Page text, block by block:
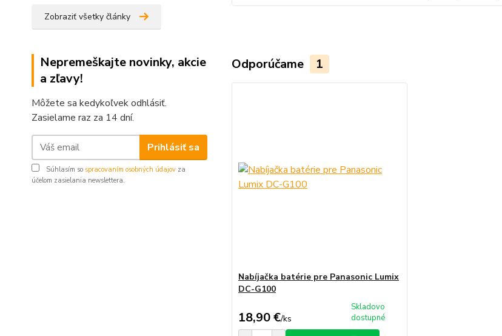
Zobraziť všetky články
Nepremeškajte novinky, akcie
a zľavy!
Môžete sa kedykoľvek odhlásiť.
Zasielame raz za 14 dní.
Prihlásiť sa
Súhlasím so spracovaním osobných údajov za
účelom zasielania newslettera.
Odporúčame 1
Nabíjačka batérie pre Panasonic Lumix
DC-G100
18,90 €/ks
Skladovo
dostupné